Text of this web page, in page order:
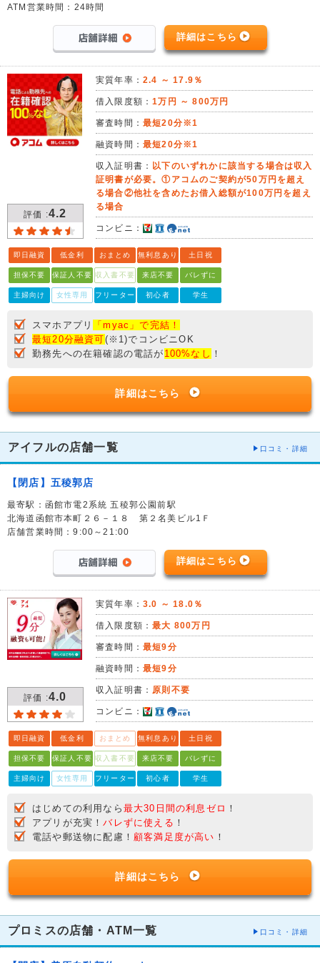
ATM営業時間：24時間
詳細はこちら
評価 :4.2
実質年率： 2.4 ～ 17.9％
借入限度額：1万円 ～ 800万円
審査時間： 最短20分※1
融資時間： 最短20分※1
収入証明書： 以下のいずれかに該当する場合は収入
証明書が必要。①アコムのご契約が50万円を超え
る場合②他社を含めたお借入総額が100万円を超え
る場合
コンビニ：
即日融資 低金利 おまとめ 無利息あり 土日祝
担保不要 保証人不要 収入書不要 来店不要 バレずに
主婦向け 女性専用 フリーター 初心者 学生
スマホアプリ
「myac」で完結！
最短20分融資可(※1)でコンビニOK
勤務先への在籍確認の電話が 100%なし ！
詳細はこちら
アイフルの店舗一覧 口コミ・詳細
【閉店】五稜郭店
最寄駅：函館市電2系統 五稜郭公園前駅
北海道函館市本町２６－１８ 第２名美ビル1Ｆ
店舗営業時間：9:00～21:00
詳細はこちら
評価 :4.0
実質年率： 3.0 ～ 18.0％
借入限度額：最大 800万円
審査時間： 最短9分
融資時間： 最短9分
収入証明書： 原則不要
コンビニ：
即日融資 低金利 おまとめ 無利息あり 土日祝
担保不要 保証人不要 収入書不要 来店不要 バレずに
主婦向け 女性専用 フリーター 初心者 学生
はじめての利用なら 最大30日間の利息ゼロ ！
アプリが充実！バレずに使える ！
電話や郵送物に配慮！ 顧客満足度が高い ！
詳細はこちら
プロミスの店舗・ATM一覧 口コミ・詳細